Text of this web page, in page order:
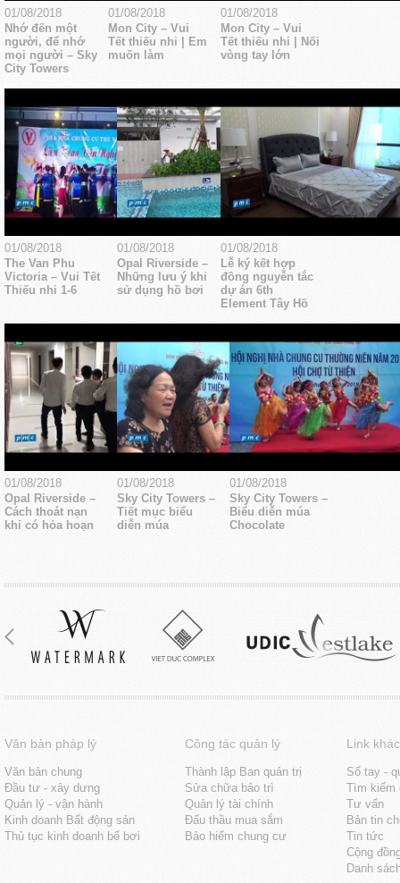
01/08/2018
Nhớ đến một
người, để nhớ
mọi người – Sky
City Towers
01/08/2018
Mon City – Vui
Tết thiếu nhi | Em
muốn làm
01/08/2018
Mon City – Vui
Tết thiếu nhi | Nối
vòng tay lớn
01/08/2018
The Van Phu
Victoria – Vui Tết
Thiếu nhi 1-6
01/08/2018
Opal Riverside –
Những lưu ý khi
sử dụng hồ bơi
01/08/2018
Lễ ký kết hợp
đồng nguyễn tắc
dự án 6th
Element Tây Hồ
01/08/2018
Opal Riverside –
Cách thoát nạn
khi có hỏa hoạn
01/08/2018
Sky City Towers –
Tiết mục biểu
diễn múa
01/08/2018
Sky City Towers –
Biểu diễn múa
Chocolate
Văn bản pháp lý
Văn bản chung
Đầu tư - xây dưng
Quản lý - vận hành
Kinh doanh Bất động sản
Thủ tục kinh doanh bể bơi
Công tác quản lý
Thành lập Ban quản trị
Sửa chữa bảo trì
Quản lý tài chính
Đấu thầu mua sắm
Bảo hiểm chung cư
Link khác
Sổ tay -
Tìm kiếm
Tư vấn
Bản tin
Tin tức
Cộng
Danh